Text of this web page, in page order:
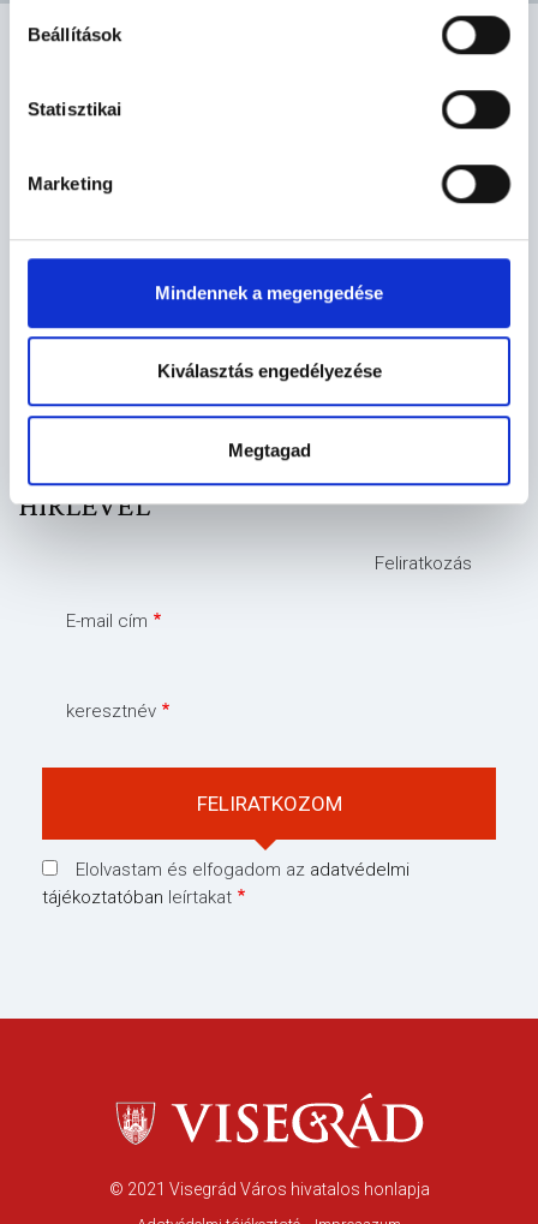
Beállítások
Statisztikai
Marketing
Mindennek a megengedése
Kiválasztás engedélyezése
Megtagad
AKTUÁLIS
VÁROSHÁZI HÍREK
ELEKTRONIKUS ÜGYINTÉZÉS
HÍRLEVÉL
Feliratkozás
E-mail cím
keresztnév
Elolvastam és elfogadom az adatvédelmi
tájékoztatóban leírtakat
© 2021 Visegrád Város hivatalos honlapja